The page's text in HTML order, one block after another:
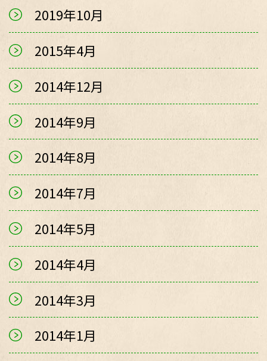
2019年10月
2015年4月
2014年12月
2014年9月
2014年8月
2014年7月
2014年5月
2014年4月
2014年3月
2014年1月